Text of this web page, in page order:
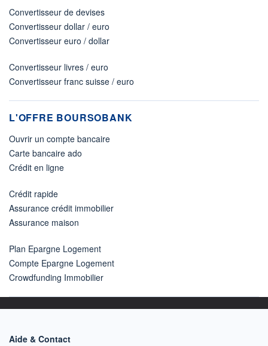
Convertisseur de devises
Convertisseur dollar / euro
Convertisseur euro / dollar
Convertisseur livres / euro
Convertisseur franc suisse / euro
L'OFFRE BOURSOBANK
Ouvrir un compte bancaire
Carte bancaire ado
Crédit en ligne
Crédit rapide
Assurance crédit immobilier
Assurance maison
Plan Epargne Logement
Compte Epargne Logement
Crowdfunding Immobilier
Aide & Contact